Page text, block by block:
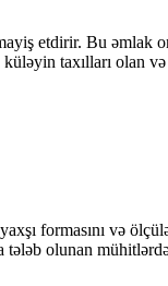
etdirir. Bu
taxılları
formasını və
olunan